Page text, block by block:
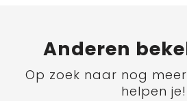
Anderen
Op zoek naar nog
helpen je!